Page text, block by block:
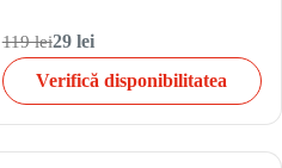
119 lei29 lei
Verifică disponibilitatea